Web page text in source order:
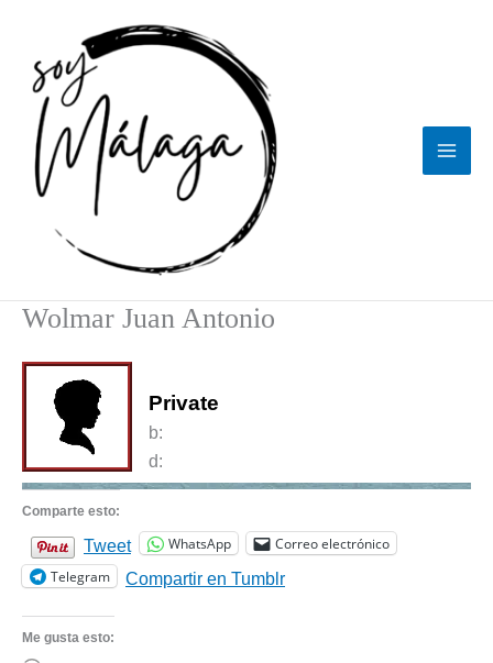
contenido
Wolmar Juan Antonio
Private
b:
d:
Comparte esto:
Tweet WhatsApp
Correo electrónico
Telegram
Compartir en Tumblr
Me gusta esto: